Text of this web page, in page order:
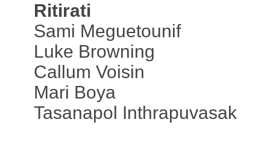
Ritirati
Sami Meguetounif
Luke Browning
Callum Voisin
Mari Boya
Tasanapol Inthrapuvasak